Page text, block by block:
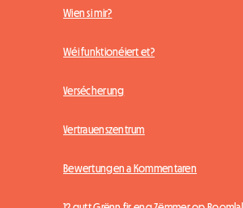
Wien si mir?
Wéi funktionéiert et?
Versécherung
Vertrauenszentrum
Bewertungen a Kommentaren